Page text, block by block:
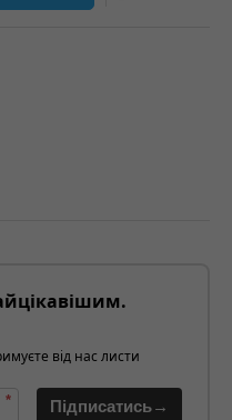
від нас листи
* Підписатись→